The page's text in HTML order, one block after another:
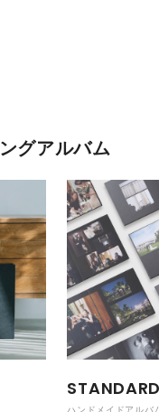
グアルバム
ハンドメイドアルバ